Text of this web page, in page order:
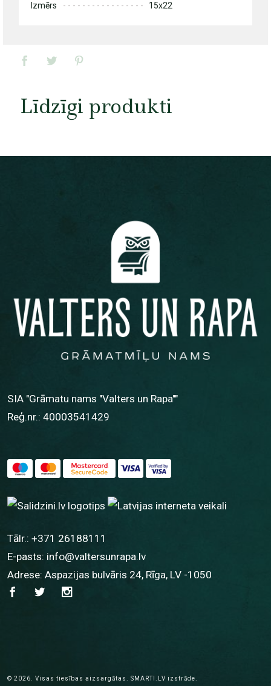
Izmērs
15x22
Līdzīgi produkti
SIA "Grāmatu nams "Valters un Rapa""
Reģ.nr.: 40003541429
Tālr.: +371 26188111
E-pasts: info@valtersunrapa.lv
Adrese: Aspazijas bulvāris 24, Rīga, LV -1050
© 2026. Visas tiesības aizsargātas. SMARTI.LV izstrāde.